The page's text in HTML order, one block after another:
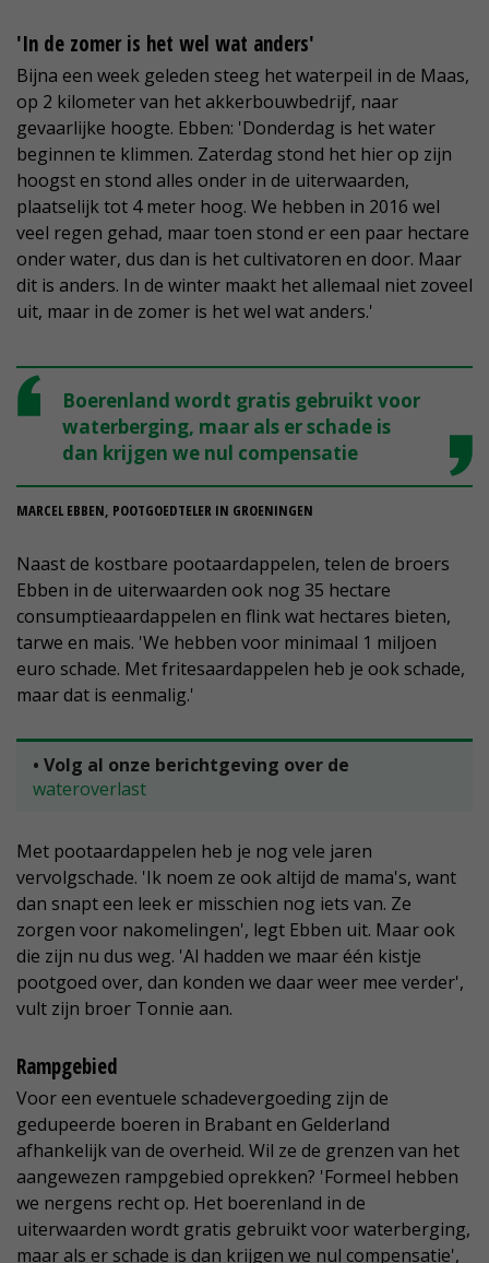
'In de zomer is het wel wat anders'
Bijna een week geleden steeg het waterpeil in de Maas,
op 2 kilometer van het akkerbouwbedrijf, naar
gevaarlijke hoogte. Ebben: 'Donderdag is het water
beginnen te klimmen. Zaterdag stond het hier op zijn
hoogst en stond alles onder in de uiterwaarden,
plaatselijk tot 4 meter hoog. We hebben in 2016 wel
veel regen gehad, maar toen stond er een paar hectare
onder water, dus dan is het cultivatoren en door. Maar
dit is anders. In de winter maakt het allemaal niet zoveel
uit, maar in de zomer is het wel wat anders.'
Boerenland wordt gratis gebruikt voor
waterberging, maar als er schade is
dan krijgen we nul compensatie
MARCEL EBBEN, POOTGOEDTELER IN GROENINGEN
Naast de kostbare pootaardappelen, telen de broers
Ebben in de uiterwaarden ook nog 35 hectare
consumptieaardappelen en flink wat hectares bieten,
tarwe en mais. 'We hebben voor minimaal 1 miljoen
euro schade. Met fritesaardappelen heb je ook schade,
maar dat is eenmalig.'
• Volg al onze berichtgeving over de
wateroverlast
Met pootaardappelen heb je nog vele jaren
vervolgschade. 'Ik noem ze ook altijd de mama's, want
dan snapt een leek er misschien nog iets van. Ze
zorgen voor nakomelingen', legt Ebben uit. Maar ook
die zijn nu dus weg. 'Al hadden we maar één kistje
pootgoed over, dan konden we daar weer mee verder',
vult zijn broer Tonnie aan.
Rampgebied
Voor een eventuele schadevergoeding zijn de
gedupeerde boeren in Brabant en Gelderland
afhankelijk van de overheid. Wil ze de grenzen van het
aangewezen rampgebied oprekken? 'Formeel hebben
we nergens recht op. Het boerenland in de
uiterwaarden wordt gratis gebruikt voor waterberging,
maar als er schade is dan krijgen we nul compensatie',